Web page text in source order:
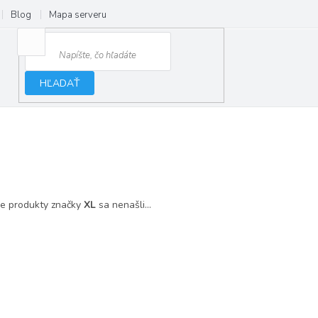
Blog Mapa serveru
HĽADAŤ
produkty značky XL sa nenašli...